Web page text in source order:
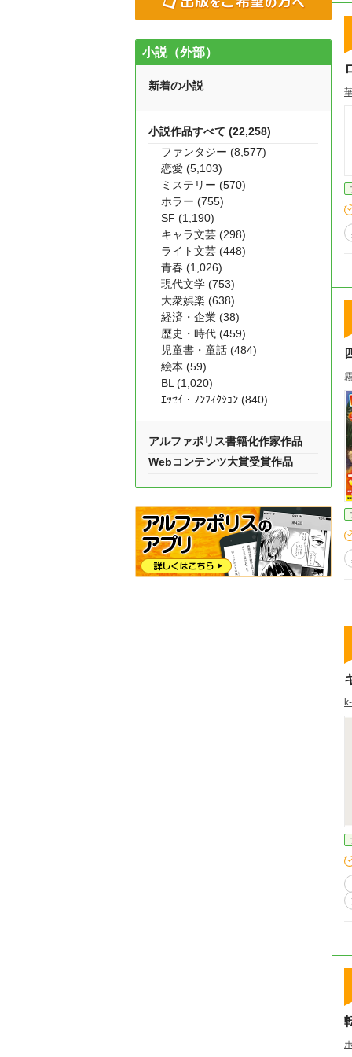
小説（外部）
新着の小説
小説作品すべて (22,258)
ファンタジー (8,577)
恋愛 (5,103)
ミステリー (570)
ホラー (755)
SF (1,190)
キャラ文芸 (298)
ライト文芸 (448)
青春 (1,026)
現代文学 (753)
大衆娯楽 (638)
経済・企業 (38)
歴史・時代 (459)
児童書・童話 (484)
絵本 (59)
BL (1,020)
ｴｯｾｲ・ﾉﾝﾌｨｸｼｮﾝ (840)
アルファポリス書籍化作家作品
Webコンテンツ大賞受賞作品